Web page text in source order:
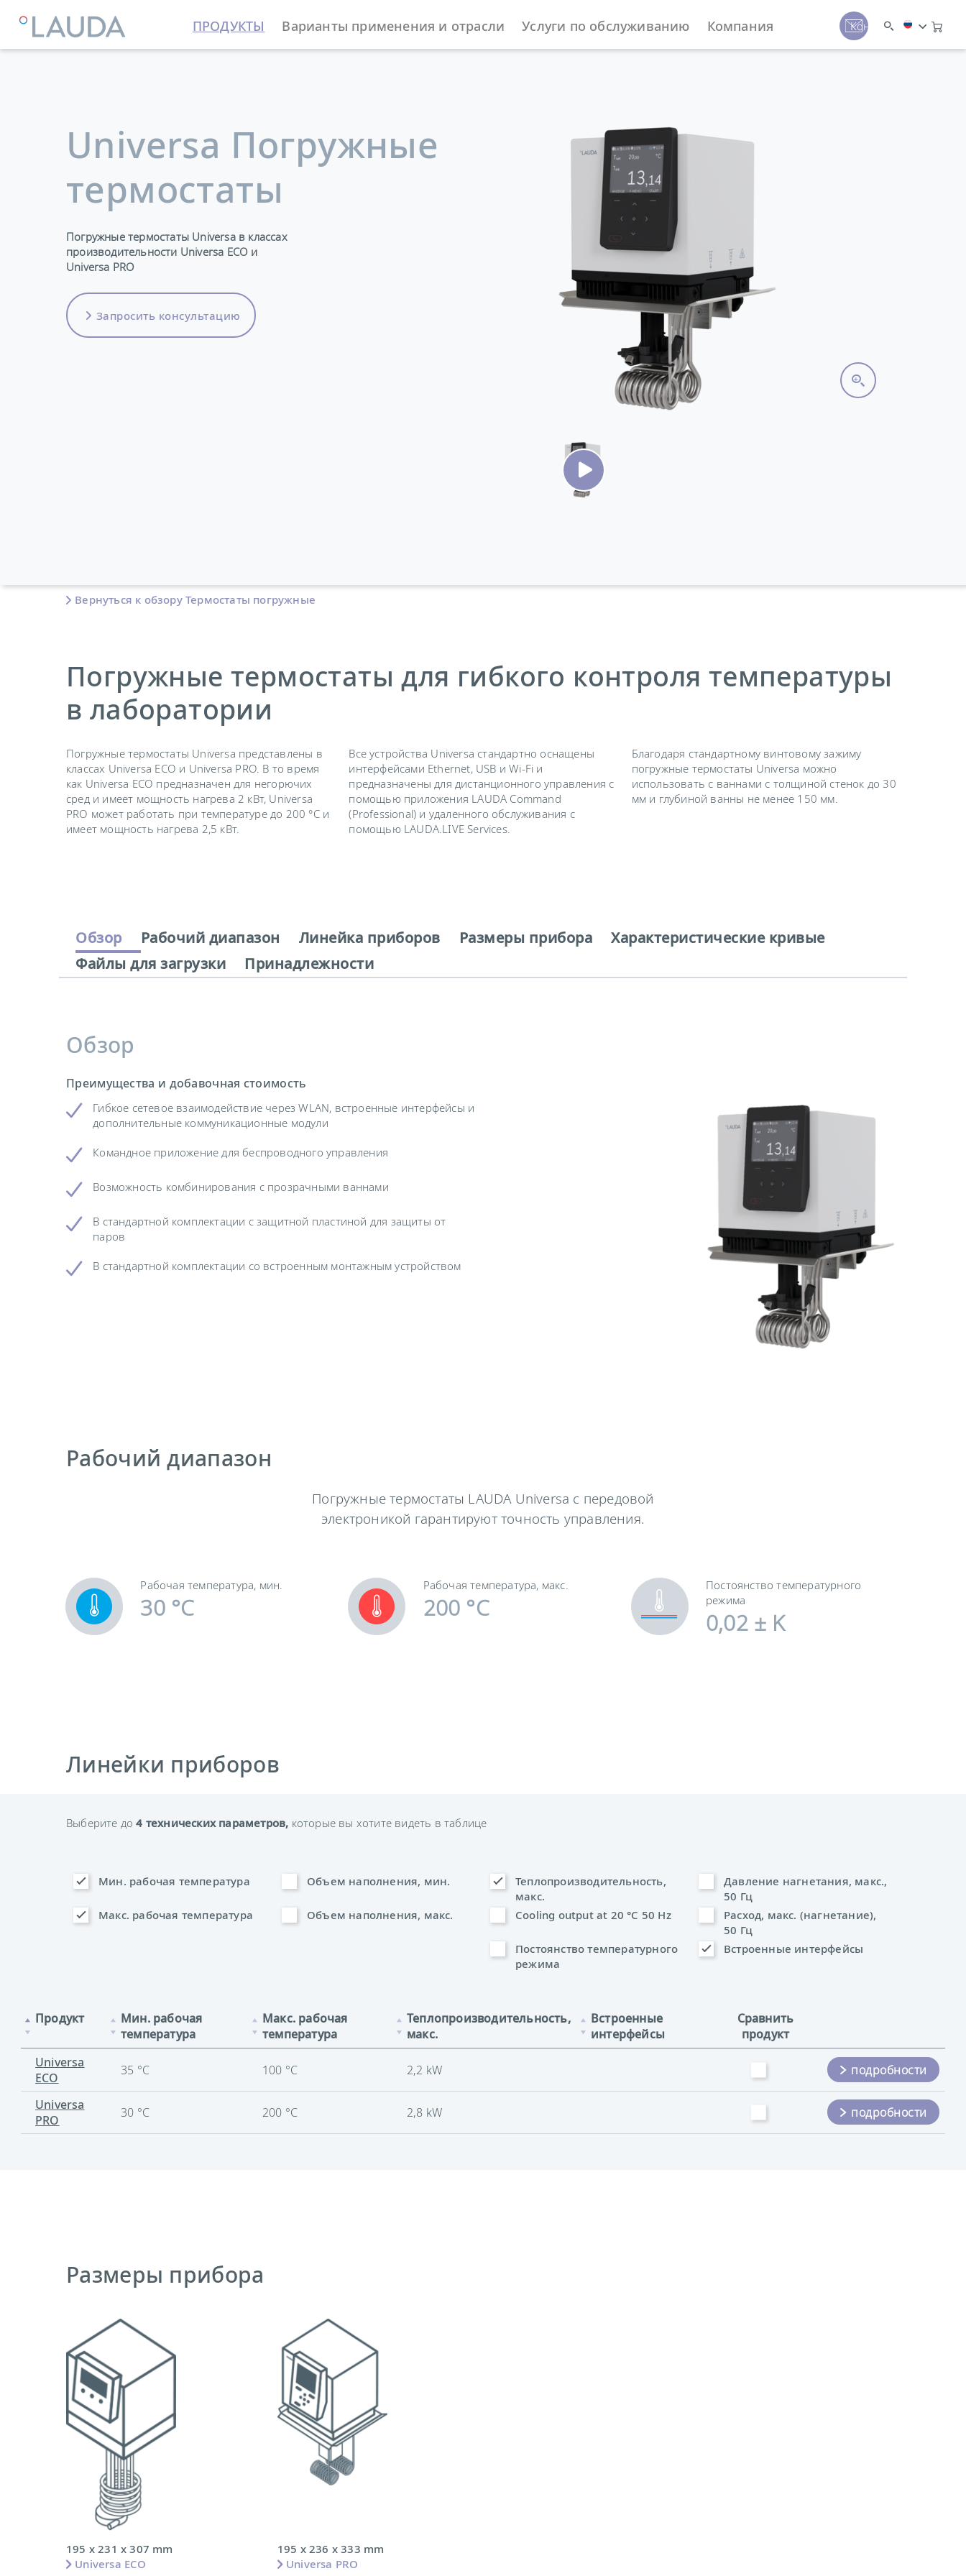
ПРОДУКТЫ Варианты применения и отрасли Услуги по обслуживанию Компания Контакты
LAUDA Термостатирующие устройства Термостаты Погружные термостаты
Universa Погружные
термостаты
Погружные термостаты Universa в классах
производительности Universa ECO и
Universa PRO
Запросить консультацию
Вернуться к обзору Термостаты погружные
Погружные термостаты для гибкого контроля температуры
в лаборатории
Погружные термостаты Universa представлены в
классах Universa ECO и Universa PRO. В то время
как Universa ECO предназначен для негорючих
сред и имеет мощность нагрева 2 кВт, Universa
PRO может работать при температуре до 200 °C и
имеет мощность нагрева 2,5 кВт.
Все устройства Universa стандартно оснащены
интерфейсами Ethernet, USB и Wi-Fi и
предназначены для дистанционного управления с
помощью приложения LAUDA Command
(Professional) и удаленного обслуживания с
помощью LAUDA.LIVE Services.
Благодаря стандартному винтовому зажиму
погружные термостаты Universa можно
использовать с ваннами с толщиной стенок до 30
мм и глубиной ванны не менее 150 мм.
Обзор Рабочий диапазон Линейка приборов Размеры прибора
Характеристические кривые
Файлы для загрузки
Принадлежности
Обзор
Преимущества и добавочная стоимость
Гибкое сетевое взаимодействие через WLAN, встроенные интерфейсы и
дополнительные коммуникационные модули
Командное приложение для беспроводного управления
Возможность комбинирования с прозрачными ваннами
В стандартной комплектации с защитной пластиной для защиты от
паров
В стандартной комплектации со встроенным монтажным устройством
Рабочий диапазон
Погружные термостаты LAUDA Universa с передовой
электроникой гарантируют точность управления.
Рабочая температура, мин.
30 °C
Рабочая температура, макс.
200 °C
Постоянство температурного
режима
0,02 ± K
Линейки приборов
Выберите до4 технических параметров, которые вы хотите видеть в таблице
Мин. рабочая температура Объем наполнения, мин.
Теплопроизводительность,
макс.
Давление нагнетания, макс.,
50 Гц
Макс. рабочая температура
Объем наполнения, макс. Cooling output at 20 °C 50 Hz
Расход, макс. (нагнетание),
50 Гц
Постоянство температурного
режима
Встроенные интерфейсы
Продукт
Мин. рабочая
температура
Макс. рабочая
температура
Теплопроизводительность,
макс.
Встроенные
интерфейсы
Сравнить
продукт
Universa
ECO
35 °C 100 °C 2,2 kW подробности
Universa
PRO
30 °C 200 °C 2,8 kW подробности
Размеры прибора
195 x 231 x 307 mm
Universa ECO
195 x 236 x 333 mm
Universa PRO